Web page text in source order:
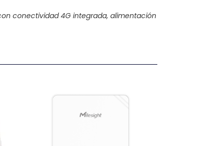
conectividad 4G integrada, alimentación